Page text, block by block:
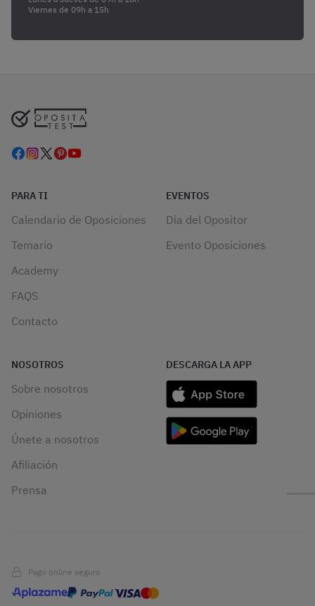
Viernes de 09h a 15h